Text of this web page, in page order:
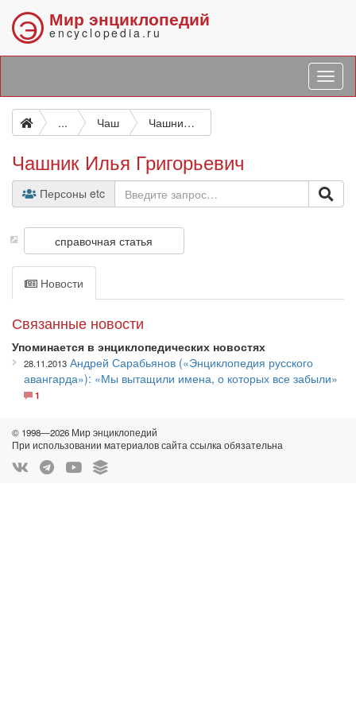
Э Мир энциклопедий
encyclopedia.ru
... Чаш Чашник Илья Григорьевич
Чашник Илья Григорьевич
Персоны etc
справочная статья
Новости
Связанные новости
Упоминается в энциклопедических новостях
28.11.2013 Андрей Сарабьянов («Энциклопедия русского
авангарда»): «Мы вытащили имена, о которых все забыли»
1
© 1998—2026 Мир энциклопедий
При использовании материалов сайта ссылка обязательна